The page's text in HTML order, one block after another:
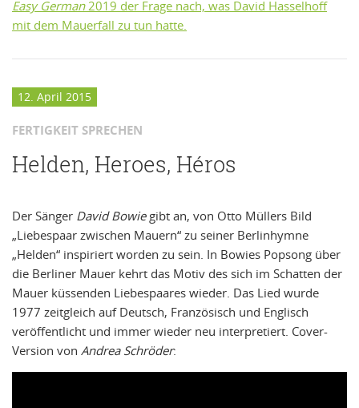
Easy German2019 der Frage nach, was David Hasselhoff
mit dem Mauerfall zu tun hatte.
12. April 2015
FERTIGKEIT SPRECHEN
Helden, Heroes, Héros
Der Sänger David Bowiegibt an, von Otto Müllers Bild
„Liebespaar zwischen Mauern“ zu seiner Berlinhymne
„Helden“ inspiriert worden zu sein. In Bowies Popsong über
die Berliner Mauer kehrt das Motiv des sich im Schatten der
Mauer küssenden Liebespaares wieder. Das Lied wurde
1977 zeitgleich auf Deutsch, Französisch und Englisch
veröffentlicht und immer wieder neu interpretiert. Cover-
Version von Andrea Schröder: